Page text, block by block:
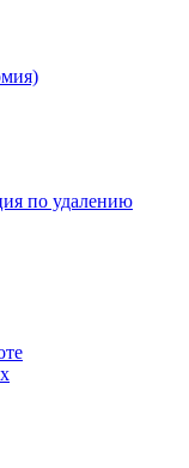
по удалению